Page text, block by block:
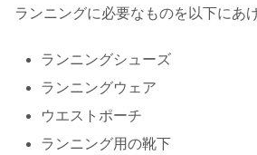
ランニングに必要なものを以下にあ
ランニングシューズ
ランニングウェア
ウエストポーチ
ランニング用の靴下